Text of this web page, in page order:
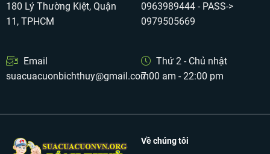
180 Lý Thường Kiệt, Quận
11, TPHCM
0963989444 - PASS->
0979505669
Email
suacuacuonbichthuy@gmail.com
Thứ 2 - Chủ nhật
7:00 am - 22:00 pm
Về chúng tôi